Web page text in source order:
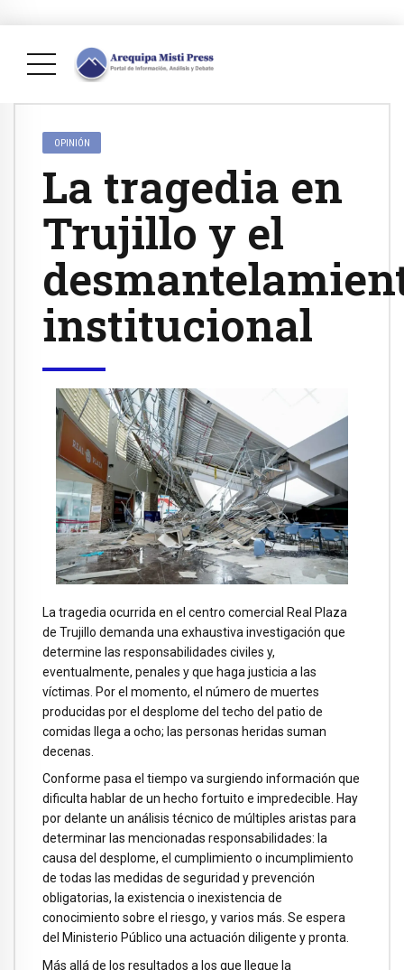
OPINIÓN
La tragedia en
Trujillo y el
institucional
La tragedia ocurrida en el centro comercial Real Plaza
de Trujillo demanda una exhaustiva investigación que
determine las responsabilidades civiles y,
eventualmente, penales y que haga justicia a las
víctimas. Por el momento, el número de muertes
producidas por el desplome del techo del patio de
comidas llega a ocho; las personas heridas suman
decenas.
Conforme pasa el tiempo va surgiendo información que
dificulta hablar de un hecho fortuito e impredecible. Hay
por delante un análisis técnico de múltiples aristas para
determinar las mencionadas responsabilidades: la
causa del desplome, el cumplimiento o incumplimiento
de todas las medidas de seguridad y prevención
obligatorias, la existencia o inexistencia de
conocimiento sobre el riesgo, y varios más. Se espera
del Ministerio Público una actuación diligente y pronta.
Más allá de los resultados a los que llegue la